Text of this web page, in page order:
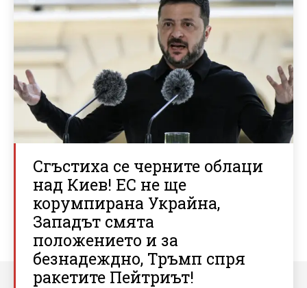
Сгъстиха се черните облаци
над Киев! ЕС не ще
корумпирана Украйна,
Западът смята
положението и за
безнадеждно, Тръмп спря
ракетите Пейтриът!